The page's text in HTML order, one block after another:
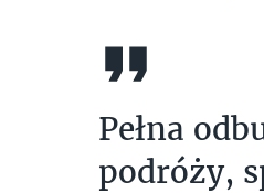
Pełna
podróży,